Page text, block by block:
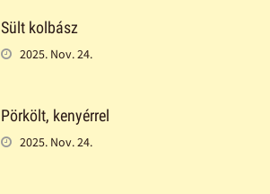
Sült kolbász
2025. Nov. 24.
Pörkölt, kenyérrel
2025. Nov. 24.